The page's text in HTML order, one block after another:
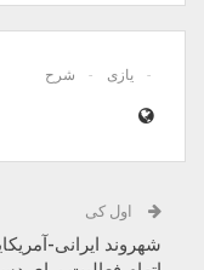
یازی شرح
اول کی
شهروند ایرانی-